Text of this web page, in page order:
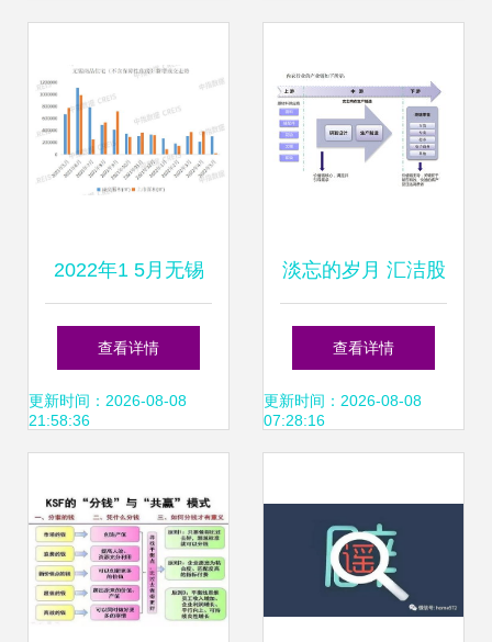
甲
2022年1 5月无锡
房地产企业销售业
绩top10
查看详情
更新时间：2026-08-08
21:58:36
淡忘的岁月 汇洁股
份（002763）快速
扫描与市场分析
查看详情
更新时间：2026-08-08
07:28:16